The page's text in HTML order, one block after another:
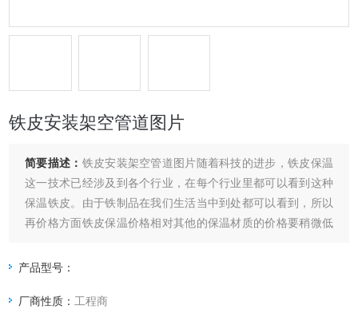
铁皮安装架空管道图片
简要描述： 铁皮安装架空管道图片随着科技的进步，铁皮保温
这一技术已经涉及到各个行业，在每个行业里都可以看到这种
保温铁皮。由于铁制品在我们生活当中到处都可以看到，所以
再价格方面铁皮保温价格相对其他的保温材质的价格要稍微低
产品型号：
厂商性质： 工程商